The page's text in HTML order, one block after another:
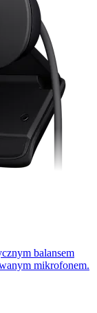
balansem
mikrofonem.